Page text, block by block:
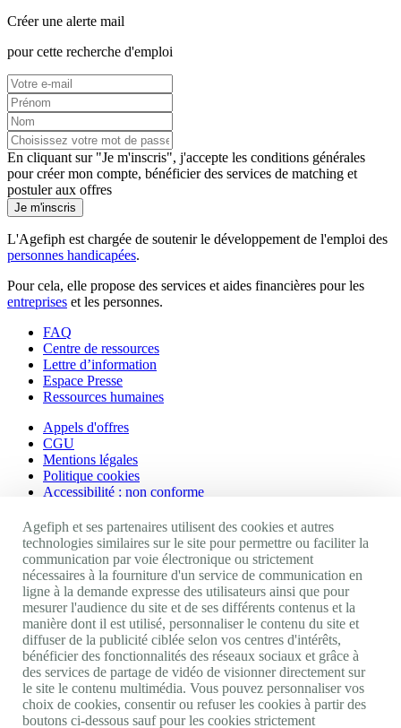
Créer une alerte mail
pour cette recherche d'emploi
En cliquant sur "Je m'inscris", j'accepte les conditions générales
pour créer mon compte, bénéficier des services de matching et
postuler aux offres
Je m'inscris
L'Agefiph est chargée de soutenir le développement de l'emploi des
personnes handicapées.
Pour cela, elle propose des services et aides financières pour les
entreprises et les personnes.
FAQ
Centre de ressources
Lettre d’information
Espace Presse
Ressources humaines
Appels d'offres
CGU
Mentions légales
Politique cookies
Accessibilité : non conforme
Nos autres sites
Site portail Agefiph
Activateur de progrès
Handinnov
Innovation et recherche
Université du RRH
Service AppuiPro
Nous suivre
Youtube
Agefiph et ses partenaires utilisent des cookies et autres
technologies similaires sur le site pour permettre ou faciliter la
communication par voie électronique ou strictement
nécessaires à la fourniture d'un service de communication en
ligne à la demande expresse des utilisateurs ainsi que pour
mesurer l'audience du site et de ses différents contenus et la
manière dont il est utilisé, personnaliser le contenu du site et
diffuser de la publicité ciblée selon vos centres d'intérêts,
bénéficier des fonctionnalités des réseaux sociaux et grâce à
des services de partage de vidéo de visionner directement sur
le site le contenu multimédia. Vous pouvez personnaliser vos
choix de cookies, consentir ou refuser les cookies à partir des
boutons ci-dessous sauf pour les cookies strictement